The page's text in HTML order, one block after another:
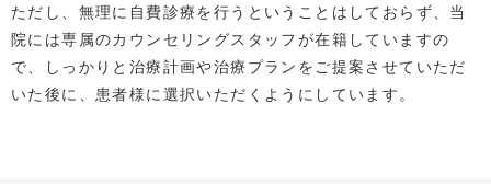
ただし、無理に自費診療を行うということはしておらず、当
院には専属のカウンセリングスタッフが在籍していますの
で、しっかりと治療計画や治療プランをご提案させていただ
いた後に、患者様に選択いただくようにしています。